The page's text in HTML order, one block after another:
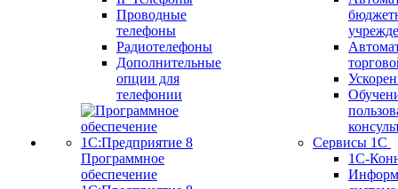
Проводные
телефоны
Радиотелефоны
Дополнительные
опции для
телефонии
Программное
обеспечение
Сервисы 1С
1С-